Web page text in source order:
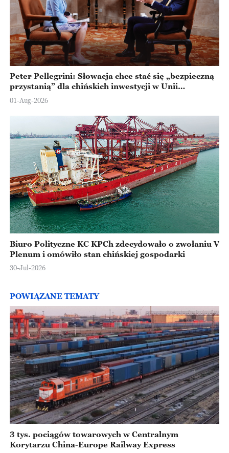
Peter Pellegrini: Słowacja chce stać się „bezpieczną
przystanią” dla chińskich inwestycji w Unii
Europejskiej
01-Aug-2026
Biuro Polityczne KC KPCh zdecydowało o zwołaniu V
Plenum i omówiło stan chińskiej gospodarki
30-Jul-2026
POWIĄZANE TEMATY
3 tys. pociągów towarowych w Centralnym
Korytarzu China-Europe Railway Express